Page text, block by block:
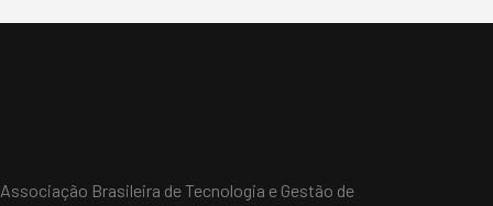
Associação Brasileira de Tecnologia e Gestão de